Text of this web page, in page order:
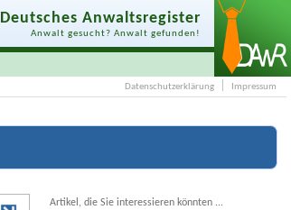
Deutsches Anwaltsregister
Anwalt gesucht? Anwalt gefunden!
Datenschutzerklärung Impressum
Artikel, die Sie interessieren könnten ...